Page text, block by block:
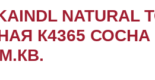
NATURAL
К4365 СОСНА